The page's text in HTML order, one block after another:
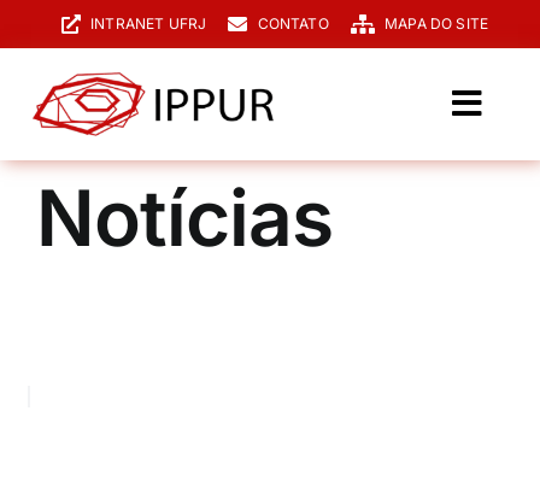
para
conteúdo
INTRANET UFRJ CONTATO MAPA DO SITE
O IPPUR
Graduação
Notícias